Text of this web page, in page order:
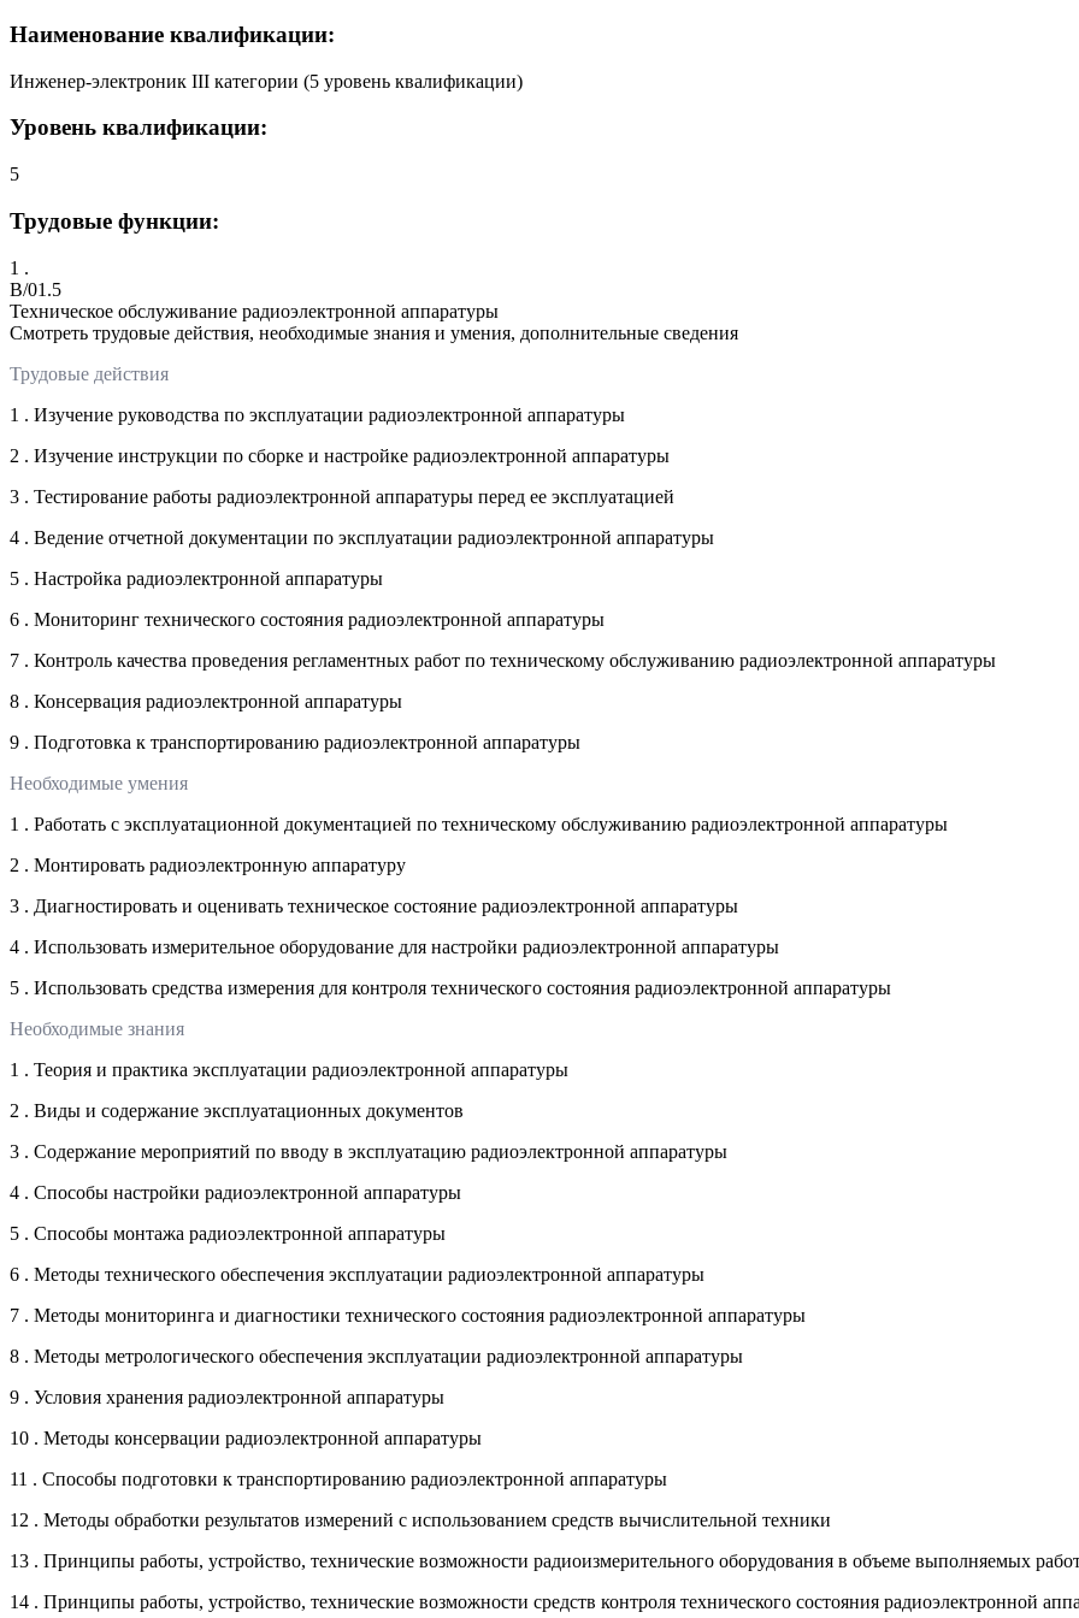
Наименование квалификации:
Инженер-электроник III категории (5 уровень квалификации)
Уровень квалификации:
5
Трудовые функции:
1 .
B/01.5
Техническое обслуживание радиоэлектронной аппаратуры
Смотреть трудовые действия, необходимые знания и умения, дополнительные сведения
Трудовые действия
1 . Изучение руководства по эксплуатации радиоэлектронной аппаратуры
2 . Изучение инструкции по сборке и настройке радиоэлектронной аппаратуры
3 . Тестирование работы радиоэлектронной аппаратуры перед ее эксплуатацией
4 . Ведение отчетной документации по эксплуатации радиоэлектронной аппаратуры
5 . Настройка радиоэлектронной аппаратуры
6 . Мониторинг технического состояния радиоэлектронной аппаратуры
7 . Контроль качества проведения регламентных работ по техническому обслуживанию радиоэлектронной аппаратуры
8 . Консервация радиоэлектронной аппаратуры
9 . Подготовка к транспортированию радиоэлектронной аппаратуры
Необходимые умения
1 . Работать с эксплуатационной документацией по техническому обслуживанию радиоэлектронной аппаратуры
2 . Монтировать радиоэлектронную аппаратуру
3 . Диагностировать и оценивать техническое состояние радиоэлектронной аппаратуры
4 . Использовать измерительное оборудование для настройки радиоэлектронной аппаратуры
5 . Использовать средства измерения для контроля технического состояния радиоэлектронной аппаратуры
Необходимые знания
1 . Теория и практика эксплуатации радиоэлектронной аппаратуры
2 . Виды и содержание эксплуатационных документов
3 . Содержание мероприятий по вводу в эксплуатацию радиоэлектронной аппаратуры
4 . Способы настройки радиоэлектронной аппаратуры
5 . Способы монтажа радиоэлектронной аппаратуры
6 . Методы технического обеспечения эксплуатации радиоэлектронной аппаратуры
7 . Методы мониторинга и диагностики технического состояния радиоэлектронной аппаратуры
8 . Методы метрологического обеспечения эксплуатации радиоэлектронной аппаратуры
9 . Условия хранения радиоэлектронной аппаратуры
10 . Методы консервации радиоэлектронной аппаратуры
11 . Способы подготовки к транспортированию радиоэлектронной аппаратуры
12 . Методы обработки результатов измерений с использованием средств вычислительной техники
13 . Принципы работы, устройство, технические возможности радиоизмерительного оборудования в объеме выполняемых
14 . Принципы работы, устройство, технические возможности средств контроля технического состояния радиоэлектронной